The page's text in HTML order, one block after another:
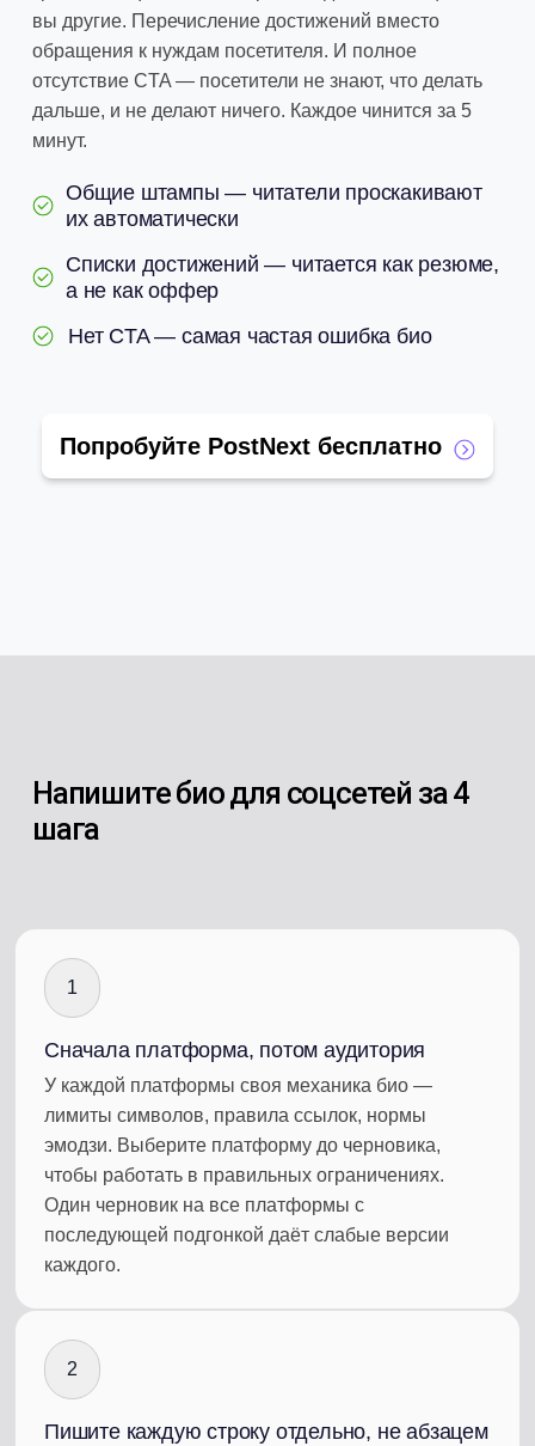
вы другие. Перечисление достижений вместо
обращения к нуждам посетителя. И полное
отсутствие CTA — посетители не знают, что делать
дальше, и не делают ничего. Каждое чинится за 5
минут.
Общие штампы — читатели проскакивают
их автоматически
Списки достижений — читается как резюме,
а не как оффер
Нет CTA — самая частая ошибка био
Попробуйте PostNext бесплатно
Напишите био для соцсетей за 4
шага
1
Сначала платформа, потом аудитория
У каждой платформы своя механика био —
лимиты символов, правила ссылок, нормы
эмодзи. Выберите платформу до черновика,
чтобы работать в правильных ограничениях.
Один черновик на все платформы с
последующей подгонкой даёт слабые версии
каждого.
2
Пишите каждую строку отдельно, не абзацем